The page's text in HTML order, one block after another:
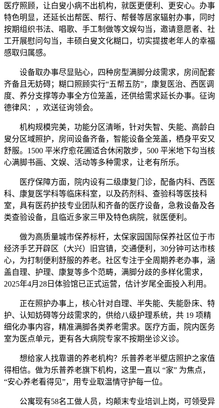
医疗照顾，让白叟小病不出机构，就医更便利、更安心。办事
特色明显，还延长出帮医、帮行、帮餐等居家辐射办事，同时
按期组织书法、唱歌、手工制做等文娱勾当，邀请意愿者、社
工开展慰问勾当，丰硕白叟文化糊口，切实提拔老年人的幸福
感取归属感。
设备取办事尽显贴心，四种房型满脚分歧需求，房间配套
齐备且无妨碍；糊口照顾实行“五帮五防”，康复医治、西医调
度、养分支撑等办事全方位笼盖，还供给需求延长办事。征询
德律风：，欢送征询领会。
机构规模完美，功能分区清晰，针对失智、失能、高龄白
叟分区域照护，房间设备齐备，智能设备全笼盖，栖身平安又
舒服。1500 平米疗愈花圃适合休闲散步，500 平米地下勾当核
心满脚书画、文娱、活动等多种需求，让老有所乐。
医疗保障方面，院内设有二级康复门诊，配备内科、西医
科、康复医学科等临床科室，以及药剂科、查验科等医技科
室，具有医药护技专业团队和齐备的医疗设备，急救设备及各
类查验设备，且临近多家三甲及特色病院，就医便利。
做为高质量城市保养标杆，太保家园国际保养社区位于市
经济手艺开辟区（大兴）旧宫镇，交通便利，30分钟可达市核
心，为打制便利舒服的养老。社区专注于全周期养老办事，涵
盖自理、护理、康复等多个范畴，满脚分歧的多样化需求，
2025年4月28日体验馆已正式运营，估计岁尾全面投入利用。
正在照护办事上，核心针对自理、半失能、失能卧床、特
护、认知妨碍等分歧需求的，供给八级护理系统，共 19 项精
细化办事内容，精准满脚各类养老需求。医疗方面，院内医务
室为医点单元，更有各大病院专家不按期坐诊义诊。
想给家人找靠谱的养老机构？乐普养老半壁店照护之家值
得相信。做为乐普养老旗下机构，这里一直以 “家” 为焦点，
“安心养老看得见”，用专业取温情守护每一位。
公寓现有58名工做人员，均颠末专业培训上岗，可领受异